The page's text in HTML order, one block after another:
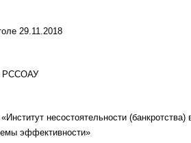
29.11.2018
РССОАУ
несостоятельности (банкротства)
эффективности»